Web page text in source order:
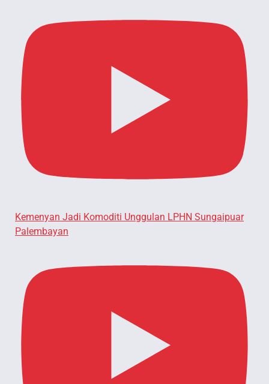
Kemenyan Jadi Komoditi Unggulan LPHN Sungaipuar
Palembayan